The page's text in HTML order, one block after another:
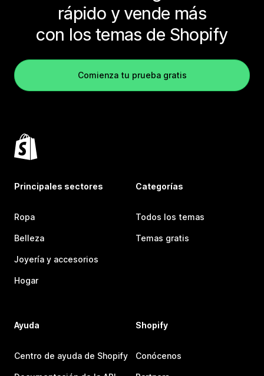
rápido y vende más
con los temas de Shopify
Comienza tu prueba gratis
Principales sectores
Ropa
Belleza
Joyería y accesorios
Hogar
Categorías
Todos los temas
Temas gratis
Ayuda
Centro de ayuda de Shopify
Shopify
Conócenos